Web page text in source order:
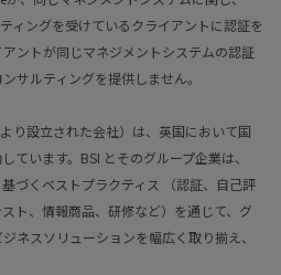
ィングを受けているクライアントに認証を
ントが同じマネジメントシステムの認証
サルティングを提供しません。
り設立された会社）は、英国において国
ています。BSI とそのグループ企業は、
づくベストプラクティス （認証、自己評
ト、情報商品、研修など）を通じて、グ
ネスソリューションを幅広く取り揃え、